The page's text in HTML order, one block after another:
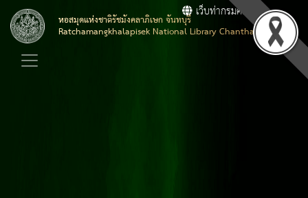
หอสมุดแห่งชาติรัชมังคลาภิเษก จันทบุรี
Ratchamangkhalapisek National Library Chanthaburi
เว็บท่ากรมศิลปากร